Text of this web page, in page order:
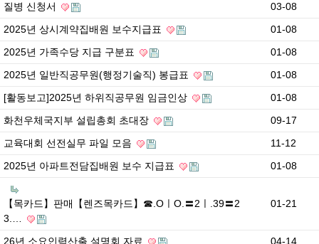
질병 신청서
03-08
2025년 상시계약집배원 보수지급표
01-08
2025년 가족수당 지급 구분표
01-08
2025년 일반직공무원(행정기술직) 봉급표
01-08
[활동보고]2025년 하위직공무원 임금인상
01-08
화천우체국지부 설립총회 초대장
09-17
교육대회 선전실무 파일 모음
11-12
2025년 아파트전담집배원 보수 지급표
01-08
【목카드】판매【렌즈목카드】☎.OㅣO.〓2ㅣ.39〓2
3.…
01-21
26년 소요인력산출 설명회 자료
04-14